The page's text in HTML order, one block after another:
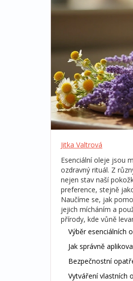
Jitka Valtrová
Esenciální oleje jsou
ozdravný rituál. Z
nejen stav naší
preference, stejně
Naučíme se, jak
jejich mícháním a
přírody, kde vůně
Výběr esenciálních
Jak správně
Bezpečnostní
Vytváření vlastních